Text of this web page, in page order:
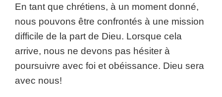
En tant que chrétiens, à un moment donné,
nous pouvons être confrontés à une mission
difficile de la part de Dieu. Lorsque cela
arrive, nous ne devons pas hésiter à
poursuivre avec foi et obéissance. Dieu sera
avec nous!